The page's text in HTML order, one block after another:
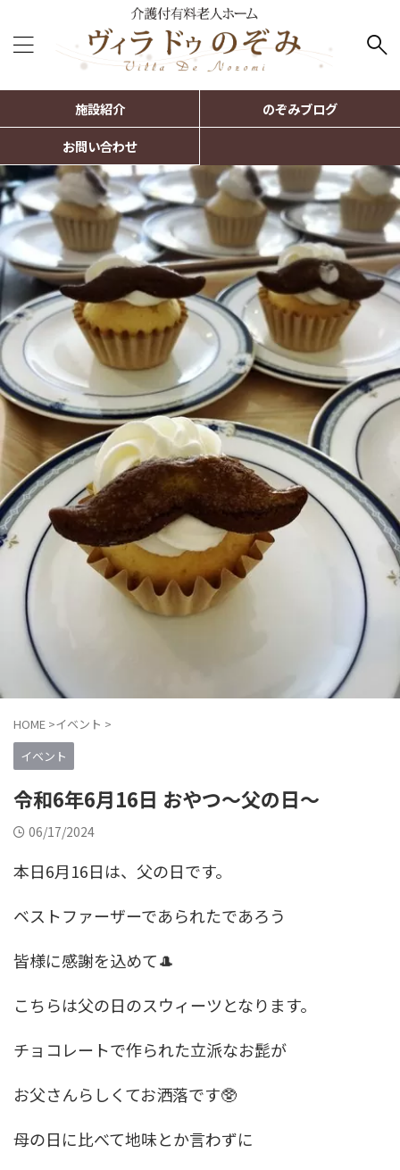
施設紹介
のぞみブログ
お問い合わせ
HOME >イベント >
イベント
令和6年6月16日 おやつ〜父の日〜
06/17/2024
本日6月16日は、父の日です。
ベストファーザーであられたであろう
皆様に感謝を込めて🎩
こちらは父の日のスウィーツとなります。
チョコレートで作られた立派なお髭が
お父さんらしくてお洒落です🥸
母の日に比べて地味とか言わずに